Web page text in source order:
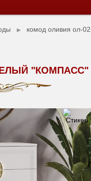
►
комод оливия ол-02
"КОМПАСС"